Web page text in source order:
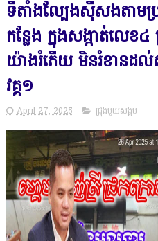
ទីតាំងល្បែងសុីសងតាមប្
កន្លែង ក្នុងសង្កាត់លេ
យ៉ាងរំភើយ មិនរំខានដល់ស
វគ្គ១
April 27, 2025 ជ្រុងមួយសង្គម